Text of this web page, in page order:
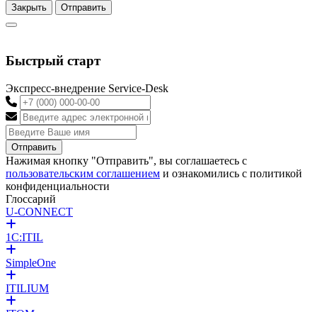
Закрыть
Отправить
Быстрый старт
Экспресс-внедрение Service-Desk
Отправить
Нажимая кнопку "Отправить", вы соглашаетесь с
пользовательским соглашением и ознакомились с политикой
конфиденциальности
Глоссарий
U-CONNECT
1C:ITIL
SimpleOne
ITILIUM